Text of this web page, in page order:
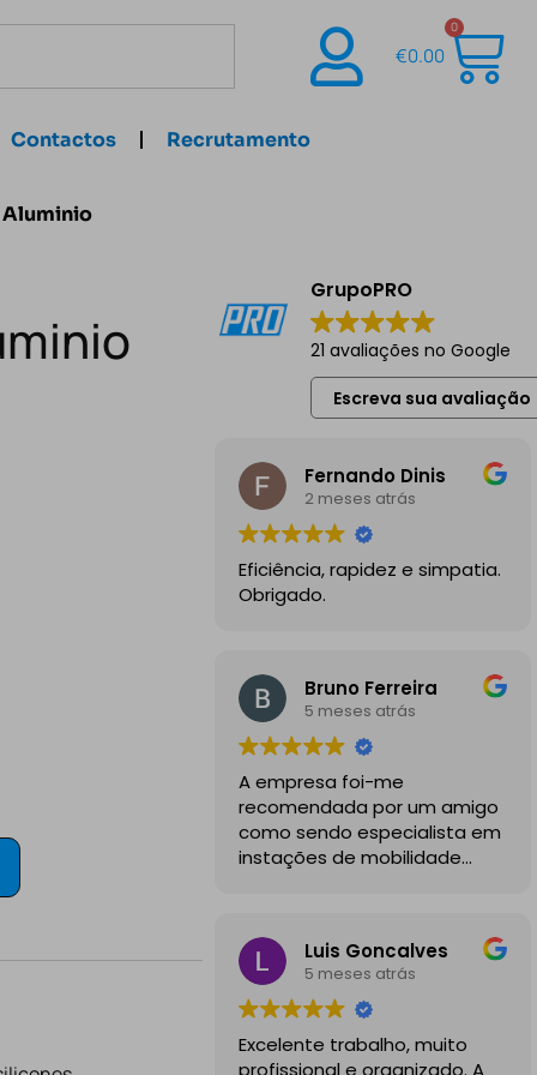
€0.00
0
Contactos Recrutamento
GrupoPRO
21 avaliações no Google
Escreva sua avaliação
Fernando Dinis
2 meses atrás
Eficiência, rapidez e simpatia.
Obrigado.
Bruno Ferreira
5 meses atrás
A empresa foi-me
recomendada por um amigo
como sendo especialista em
instações de mobilidade
profissionais, comunicativos e
disponiveis para todas as
minhas dúvidas.
A instalação de tomada
reforçada em garagem
Luis Goncalves
5 meses atrás
Excelente trabalho, muito
profissional e organizado. A